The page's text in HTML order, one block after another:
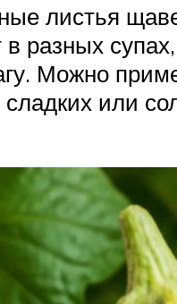
листья
разных супах,
Можно
сладких или